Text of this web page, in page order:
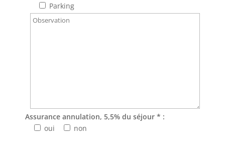
Parking
Assurance annulation, 5,5% du séjour * :
oui
non